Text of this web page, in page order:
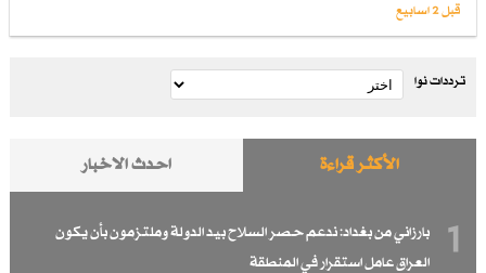
قبل 2 اسابیع
ترددات نوا
الأكثر قراءة احدث الاخبار
1
بارزاني من بغداد: ندعم حصر السلاح بيد الدولة وملتزمون بأن يكون
العراق عامل استقرار في المنطقة